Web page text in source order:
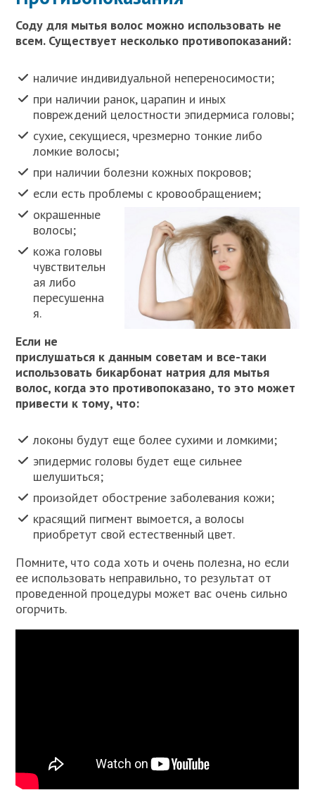
Соду для мытья волос можно использовать не
всем. Существует несколько противопоказаний:
наличие индивидуальной непереносимости;
при наличии ранок, царапин и иных
повреждений целостности эпидермиса головы;
сухие, секущиеся, чрезмерно тонкие либо
ломкие волосы;
при наличии болезни кожных покровов;
если есть проблемы с кровообращением;
окрашенные
волосы;
кожа головы
чувствительн
ая либо
пересушенна
я.
Если не
прислушаться к данным советам и все-таки
использовать бикарбонат натрия для мытья
волос, когда это противопоказано, то это может
привести к тому, что:
локоны будут еще более сухими и ломкими;
эпидермис головы будет еще сильнее
шелушиться;
произойдет обострение заболевания кожи;
красящий пигмент вымоется, а волосы
приобретут свой естественный цвет.
Помните, что сода хоть и очень полезна, но если
ее использовать неправильно, то результат от
проведенной процедуры может вас очень сильно
огорчить.